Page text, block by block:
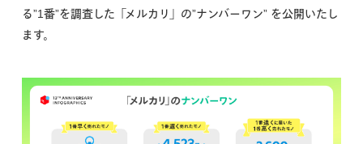
る”1番”を調査した「メルカリ」の”ナンバーワン” を公開いたし
ます。